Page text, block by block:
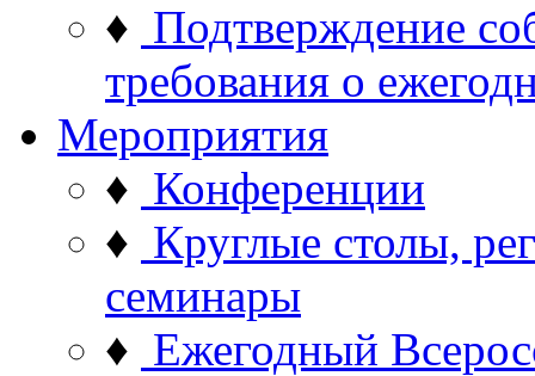
♦ Подтверждение
требования о
Мероприятия
♦ Конференции
♦ Круглые столы,
семинары
♦ Ежегодный